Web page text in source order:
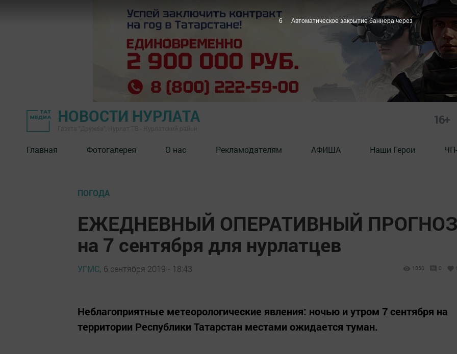
НОВОСТИ НУРЛАТА 16+
Главная Фотогалерея О нас Рекламодателям АФИША Наши Герои
ПОГОДА
ЕЖЕДНЕВНЫЙ ОПЕРАТИВНЫЙ
на 7 сентября для нурлатцев
УГМС, 6 сентября 2019 - 18:43 1050 0
Неблагоприятные метеорологические явления: ночью и утром 7 сентября на
территории Республики Татарстан местами ожидается туман.
5 Автоматическое закрытие баннера через